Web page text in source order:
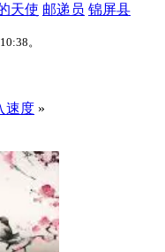
天使 邮递员 锦屏县
。
速度 »